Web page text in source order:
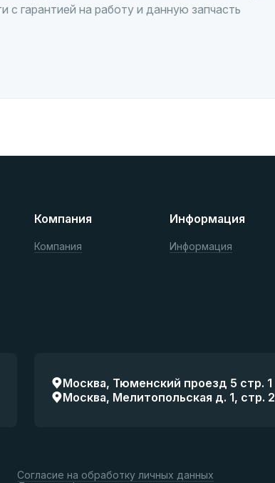
с гарантией на работу и данную запчасть
Компания
Компания
Информация
Информация
Москва, Тюменский проезд 5 стр. 1
Москва, Мелитопольская д. 1, стр. 2
Согласие на обработку личных данных